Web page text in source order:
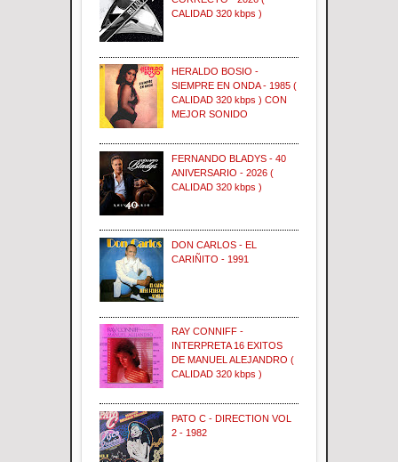
CALIDAD 320 kbps )
HERALDO BOSIO -
SIEMPRE EN ONDA - 1985 (
CALIDAD 320 kbps ) CON
MEJOR SONIDO
FERNANDO BLADYS - 40
ANIVERSARIO - 2026 (
CALIDAD 320 kbps )
DON CARLOS - EL
CARIÑITO - 1991
RAY CONNIFF -
INTERPRETA 16 EXITOS
DE MANUEL ALEJANDRO (
CALIDAD 320 kbps )
PATO C - DIRECTION VOL
2 - 1982